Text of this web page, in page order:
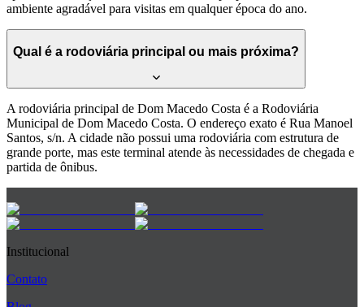
ambiente agradável para visitas em qualquer época do ano.
Qual é a rodoviária principal ou mais próxima?
A rodoviária principal de Dom Macedo Costa é a Rodoviária
Municipal de Dom Macedo Costa. O endereço exato é Rua Manoel
Santos, s/n. A cidade não possui uma rodoviária com estrutura de
grande porte, mas este terminal atende às necessidades de chegada e
partida de ônibus.
Institucional
Contato